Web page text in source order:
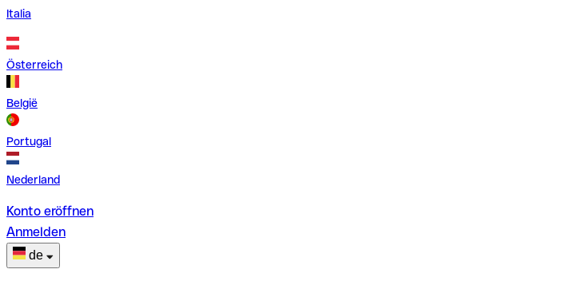
Italia
Österreich
België
Portugal
Nederland
Konto eröffnen
Anmelden
de